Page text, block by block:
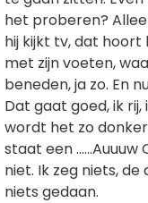
het proberen?
hij kijkt tv, dat hoort
met zijn voeten,
beneden, ja zo. En
Dat gaat goed, ik
wordt het zo
staat een
niet. Ik zeg niets,
niets gedaan.